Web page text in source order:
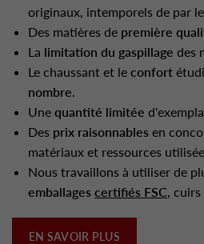
originaux, intemporels de par
Des matières de première
La limitation du gaspillage des
Le chaussant et le confort
nombre.
Une quantité limitée
Des prix raisonnables en
matériaux et ressources
Nous travaillons à utiliser de
emballages certifiés FSC,
EN SAVOIR PLUS